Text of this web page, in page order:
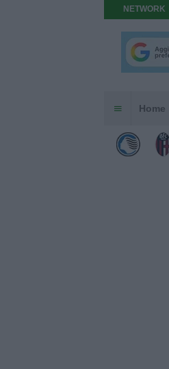
NETWORK
Home